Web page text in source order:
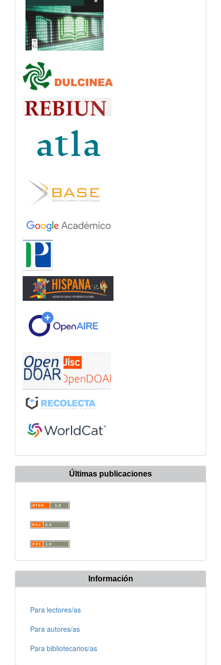
Últimas publicaciones
Información
Para lectores/as
Para autores/as
Para bibliotecarios/as